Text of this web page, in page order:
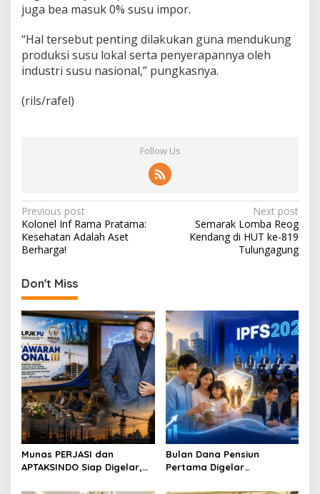
juga bea masuk 0% susu impor.
“Hal tersebut penting dilakukan guna mendukung
produksi susu lokal serta penyerapannya oleh
industri susu nasional,” pungkasnya.
(rils/rafel)
Follow Us
P
o
s
t
n
a
v
i
g
a
t
i
o
n
Previous post
Kolonel Inf Rama Pratama:
Kesehatan Adalah Aset
Berharga!
Next post
Semarak Lomba Reog
Kendang di HUT ke-819
Tulungagung
Don't Miss
Munas PERJASI dan
APTAKSINDO Siap Digelar,
Bulan Dana Pensiun
Pertama Digelar